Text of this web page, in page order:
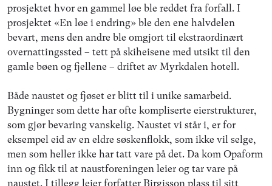
prosjektet hvor en gammel løe ble reddet fra forfall. I
prosjektet «En løe i endring» ble den ene halvdelen
bevart, mens den andre ble omgjort til ekstraordinært
overnattingssted – tett på skiheisene med utsikt til den
gamle bøen og fjellene – driftet av Myrkdalen hotell.
Både naustet og fjøset er blitt til i unike samarbeid.
Bygninger som dette har ofte kompliserte eierstrukturer,
som gjør bevaring vanskelig. Naustet vi står i, er for
eksempel eid av en eldre søskenflokk, som ikke vil selge,
men som heller ikke har tatt vare på det. Da kom Opaform
inn og fikk til at naustforeningen leier og tar vare på
naustet. I tillegg leier forfatter Birgisson plass til sitt